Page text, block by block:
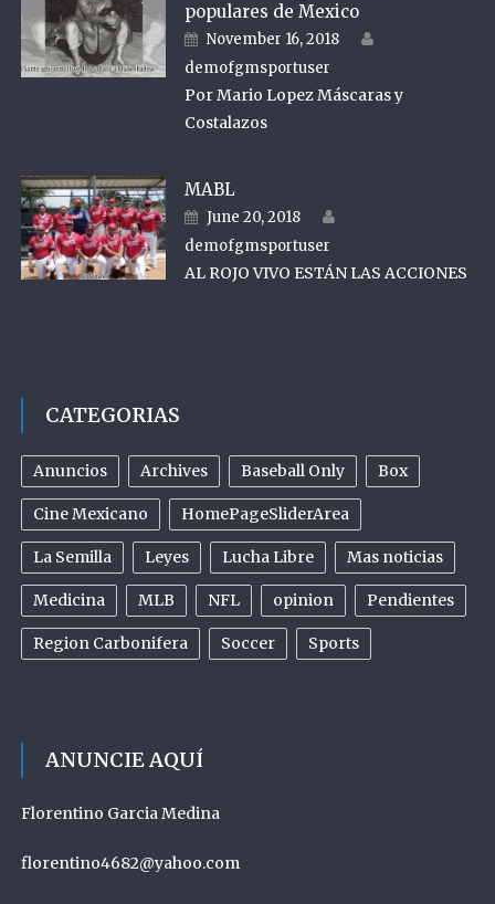
populares de Mexico
Posted on
November 16, 2018
demofgmsportuser
Por Mario Lopez Máscaras y
Costalazos
MABL
Posted on
June 20, 2018
demofgmsportuser
AL ROJO VIVO ESTÁN LAS ACCIONES
CATEGORIAS
Anuncios Archives Baseball Only Box
Cine Mexicano HomePageSliderArea
La Semilla Leyes Lucha Libre Mas noticias
Medicina MLB NFL opinion Pendientes
Region Carbonifera Soccer Sports
ANUNCIE AQUÍ
Florentino Garcia Medina
florentino4682@yahoo.com